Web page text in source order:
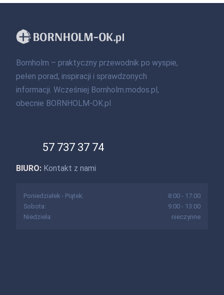
Bornholm – praktyczny przewodnik po wyspie,
pełen porad, inspiracji i sprawdzonych
informacji. Wcześniej Bornholm.modos.pl,
obecnie BORNHOLM-OK.pl
57 737 37 74
BIURO: Kontakt z nami
Poniedziałek - Piątek:
8:00 - 17:00
Sobota:
9:00 - 13:00
Niedziela:
nieczynne